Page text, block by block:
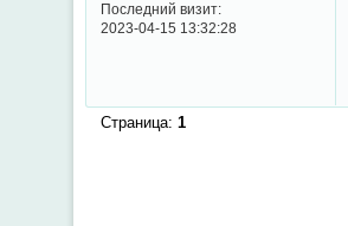
Последний визит:
2023-04-15 13:32:28
Страница: 1